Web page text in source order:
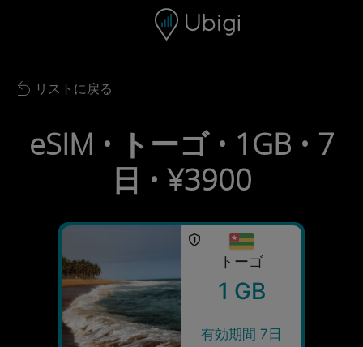
ナビゲーションバー フッター
Back to list
リストに戻る
eSIM • トーゴ • 1GB • 7
日 • ¥3900
トーゴ
1 GB
有効期間 7日